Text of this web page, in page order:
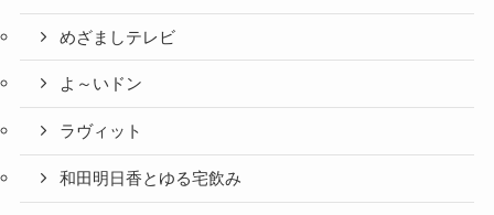
めざましテレビ
よ～いドン
ラヴィット
和田明日香とゆる宅飲み